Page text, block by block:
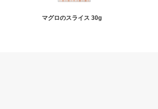
マグロのスライス 30g